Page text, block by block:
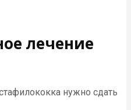
лечение
нужно сдать